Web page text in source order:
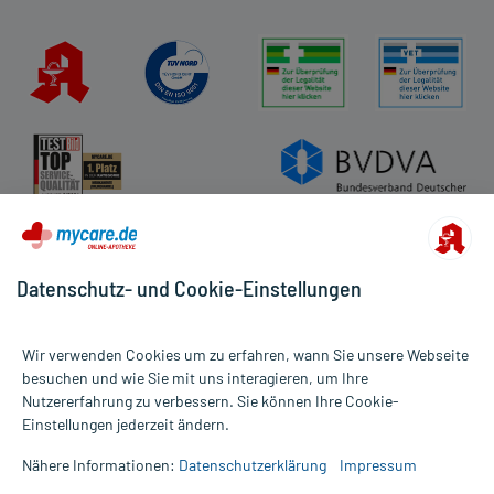
Alle Preise gelten inkl. MwSt., ggf. zzgl. Versandkosten
Informationen auf dieser Website werden ausschließlich für
die Untersuchung und Behandlung durch einen Arzt. Bitte
Datenschutz- und Cookie-Einstellungen
Wir verwenden Cookies um zu erfahren, wann Sie unsere Webseite
besuchen und wie Sie mit uns interagieren, um Ihre
Nutzererfahrung zu verbessern. Sie können Ihre Cookie-
Einstellungen jederzeit ändern.
Nähere Informationen: Datenschutzerklärung Impressum